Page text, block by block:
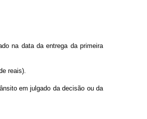
na data da entrega da primeira
reais).
em julgado da decisão ou da